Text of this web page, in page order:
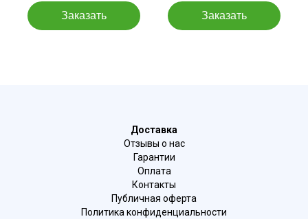
Доставка
Отзывы о нас
Гарантии
Оплата
Контакты
Публичная оферта
Политика конфиденциальности